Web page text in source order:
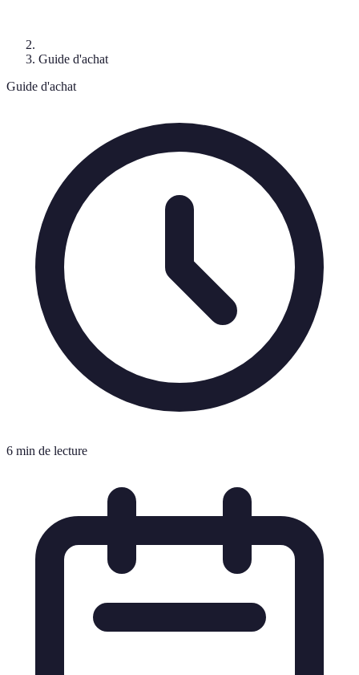
Guide d'achat
Guide d'achat
6 min de lecture